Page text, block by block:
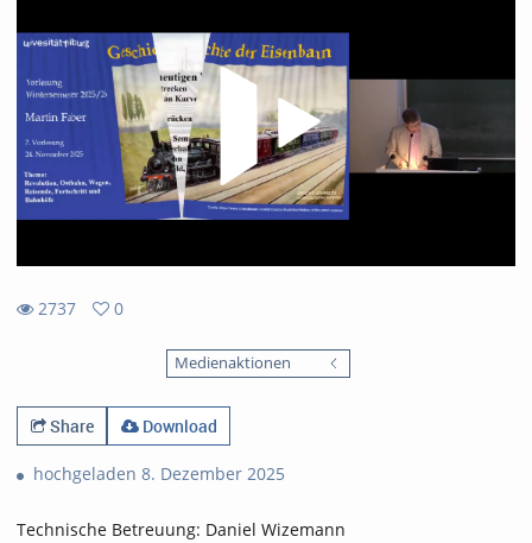
2737
0
Medienaktionen
Share Download
hochgeladen 8. Dezember 2025
Technische Betreuung: Daniel Wizemann